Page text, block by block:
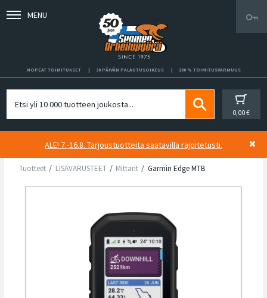
MENU
NOPEAT TOIMITUKSET 30 PÄIVÄN PALAUTUSOIKEUS 100 % TOIMITUSVARMUUS
0,00 €
ALE! 7.-16.8. Tarjoustuotteita saatavilla rajoitetusti.
Tuotteet LISÄVARUSTEET Mittarit Garmin Edge MTB